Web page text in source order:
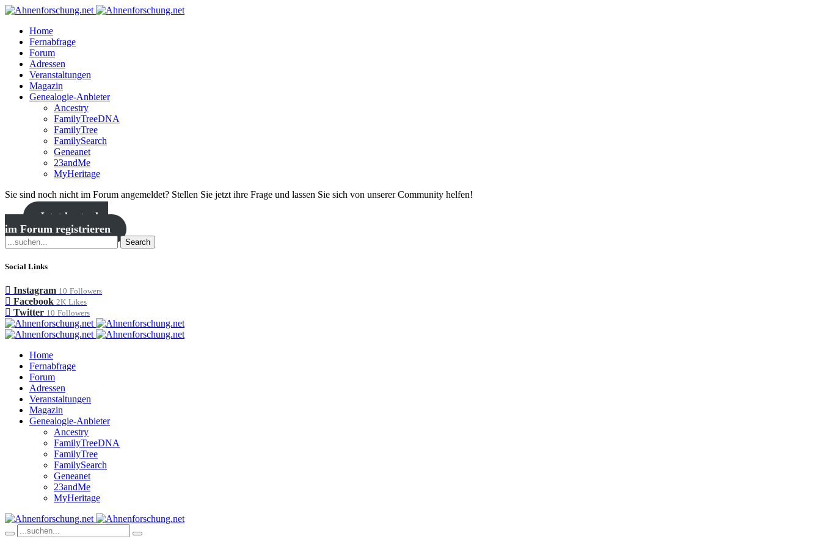
Home
Fernabfrage
Forum
Adressen
Veranstaltungen
Magazin
Genealogie-Anbieter
Ancestry
FamilyTreeDNA
FamilyTree
FamilySearch
Geneanet
23andMe
MyHeritage
Sie sind noch nicht im Forum angemeldet? Stellen Sie jetzt ihre Frage und lassen Sie sich von unserer Community helfen!
Jetzt kostenlos
im Forum registrieren
Search
Social Links
Instagram 10 Followers
Facebook 2K Likes
Twitter 10 Followers
Home
Fernabfrage
Forum
Adressen
Veranstaltungen
Magazin
Genealogie-Anbieter
Ancestry
FamilyTreeDNA
FamilyTree
FamilySearch
Geneanet
23andMe
MyHeritage